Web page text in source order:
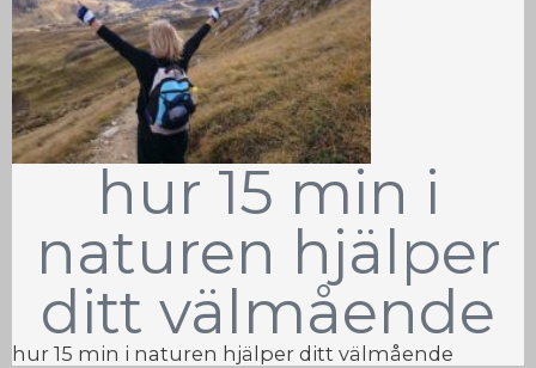
hur 15 min i
naturen hjälper
ditt välmående
hur 15 min i naturen hjälper ditt välmående